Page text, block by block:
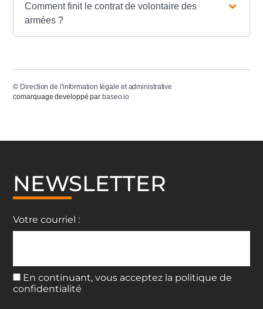
Comment finit le contrat de volontaire des
armées ?
© Direction de l'information légale et administrative
comarquage developpé par baseo.io
NEWSLETTER
Votre courriel :
En continuant, vous acceptez la politique de
confidentialité